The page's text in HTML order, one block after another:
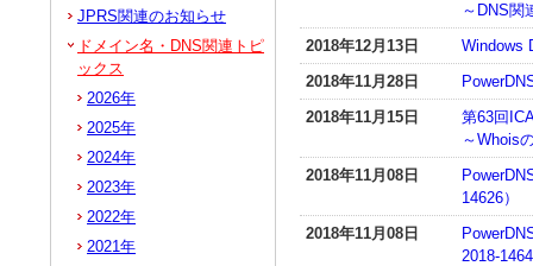
～DNS関
2018年12月13日
Windows
2018年11月28日
2018年11月15日
第63回
～Whois
2018年11月08日
14626）
2018年11月08日
2018-
JPRS関連のお知らせ
ドメイン名・DNS関連トピ
ックス
2026年
2025年
2024年
2023年
2022年
2021年